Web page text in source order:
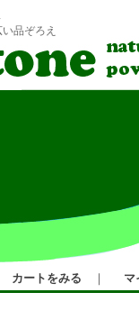
品ぞろえ
カートをみる ｜ マ